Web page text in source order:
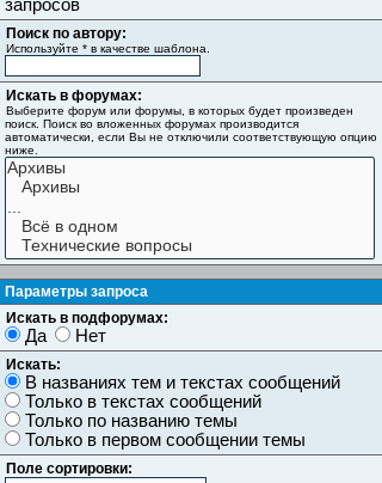
запросов
Поиск по автору:
Используйте * в качестве шаблона.
Искать в форумах:
Выберите форум или форумы, в которых будет произведен
поиск. Поиск во вложенных форумах производится
автоматически, если Вы не отключили соответствующую опцию
ниже.
Параметры запроса
Искать в подфорумах:
Да Нет
Искать:
В названиях тем и текстах сообщений
Только в текстах сообщений
Только по названию темы
Только в первом сообщении темы
Поле сортировки: